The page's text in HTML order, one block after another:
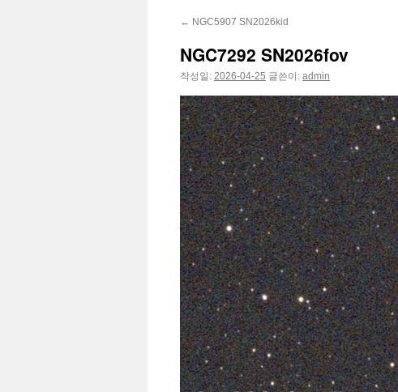
← NGC5907 SN2026kid
NGC7292 SN2026fov
작성일: 2026-04-25 글쓴이: admin